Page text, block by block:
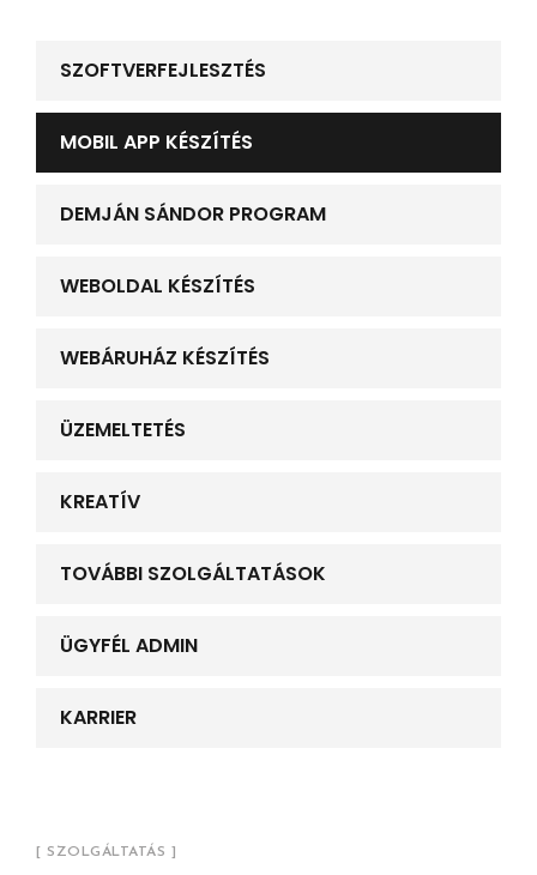
SZOFTVERFEJLESZTÉS
MOBIL APP KÉSZÍTÉS
DEMJÁN SÁNDOR PROGRAM
WEBOLDAL KÉSZÍTÉS
WEBÁRUHÁZ KÉSZÍTÉS
ÜZEMELTETÉS
KREATÍV
TOVÁBBI SZOLGÁLTATÁSOK
ÜGYFÉL ADMIN
KARRIER
[ SZOLGÁLTATÁS ]